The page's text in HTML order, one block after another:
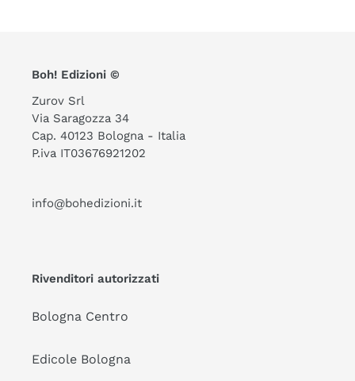
Boh! Edizioni ©
Zurov Srl
Via Saragozza 34
Cap. 40123 Bologna - Italia
P.iva IT03676921202
info@bohedizioni.it
Rivenditori autorizzati
Bologna Centro
Edicole Bologna